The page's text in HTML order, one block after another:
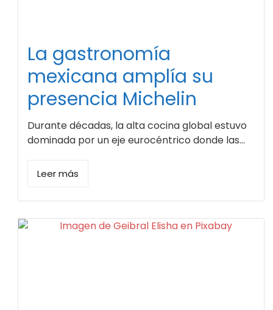
La gastronomía
mexicana amplía su
presencia Michelin
Durante décadas, la alta cocina global estuvo
dominada por un eje eurocéntrico donde las...
Leer más